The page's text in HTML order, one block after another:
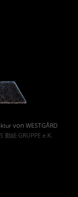
von WESTGÅRD
勤続 GRUPPE e.K.